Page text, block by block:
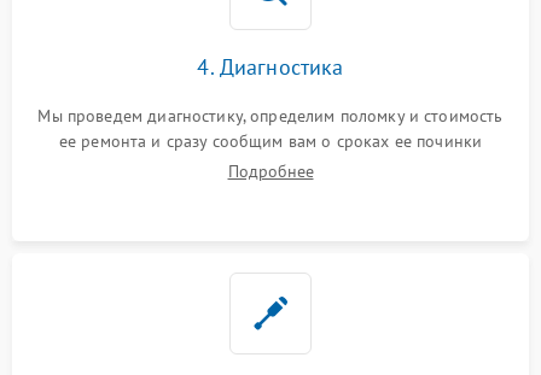
4. Диагностика
Мы проведем диагностику, определим поломку и стоимость
ее ремонта и сразу сообщим вам о сроках ее починки
Подробнее